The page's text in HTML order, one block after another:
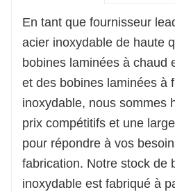
En tant que fournisseur
acier inoxydable de haute
bobines laminées à chaud
et des bobines laminées à
inoxydable, nous sommes
prix compétitifs et une
pour répondre à vos
fabrication. Notre stock de
inoxydable est fabriqué à